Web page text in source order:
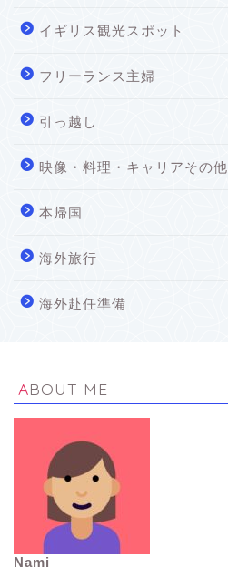
イギリス観光スポット
フリーランス主婦
引っ越し
映像・料理・キャリアその他
本帰国
海外旅行
海外赴任準備
ABOUT ME
Nami